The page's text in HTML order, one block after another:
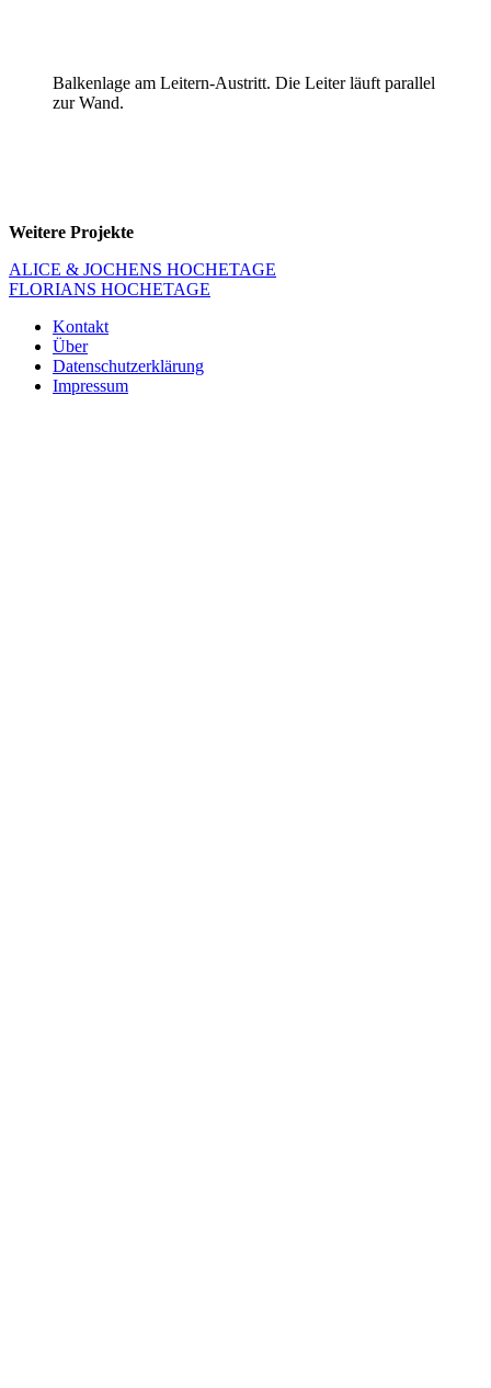
Balkenlage am Leitern-Austritt. Die Leiter läuft parallel
zur Wand.
Weitere Projekte
Beitragsnavigation
ALICE & JOCHENS HOCHETAGE
FLORIANS HOCHETAGE
Kontakt
Über
Datenschutzerklärung
Impressum